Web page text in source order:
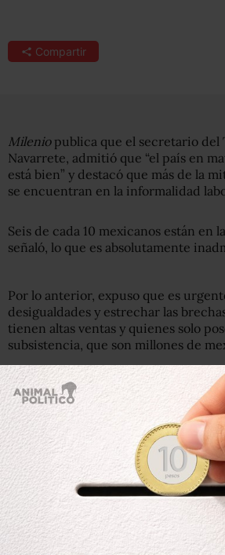
Compartir
Milenio publica que el secretario del
Navarrete, admitió que “el país en
está bien” y destacó que más de la
se encuentran en la informalidad
Seis de cada 10 mexicanos están en
señaló, lo que es absolutamente
Por lo anterior, expuso que es
desigualdades y estrechar las
tienen altas ventas y quienes solo
subsistencia, que son millones de
Durante la toma de protesta a los
trabajadores y patrones en las Juntas
secretario del Trabajo indicó que la
empleos es uno de los desafíos más
administración en turno, sobre todo
la crisis, cuyos estragos aún no
Leer la nota completa en Milenio.